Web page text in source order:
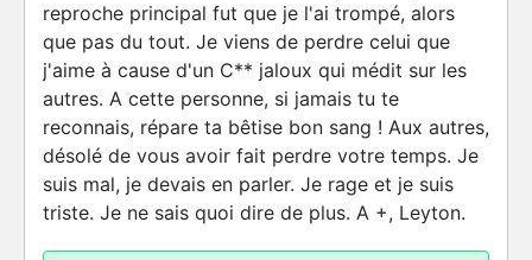
reproche principal fut que je l'ai trompé, alors
que pas du tout. Je viens de perdre celui que
j'aime à cause d'un C** jaloux qui médit sur les
autres. A cette personne, si jamais tu te
reconnais, répare ta bêtise bon sang ! Aux autres,
désolé de vous avoir fait perdre votre temps. Je
suis mal, je devais en parler. Je rage et je suis
triste. Je ne sais quoi dire de plus. A +, Leyton.